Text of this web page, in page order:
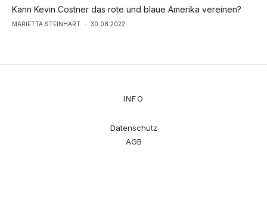
Kann Kevin Costner das rote und blaue Amerika vereinen?
MARIETTA STEINHART · 30.08.2022
INFO
Datenschutz
AGB